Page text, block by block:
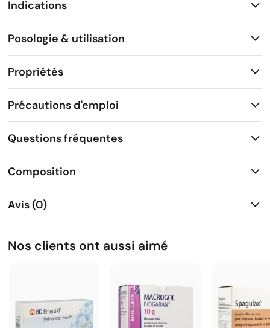
Indications
Posologie & utilisation
Propriétés
Précautions d'emploi
Questions fréquentes
Composition
Avis (0)
Nos clients ont aussi aimé